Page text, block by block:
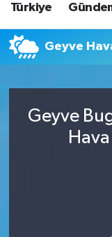
Türkiye
Geyve
Geyve
Süper Lig
Tüm
Son Dakika
Haber Arşivi